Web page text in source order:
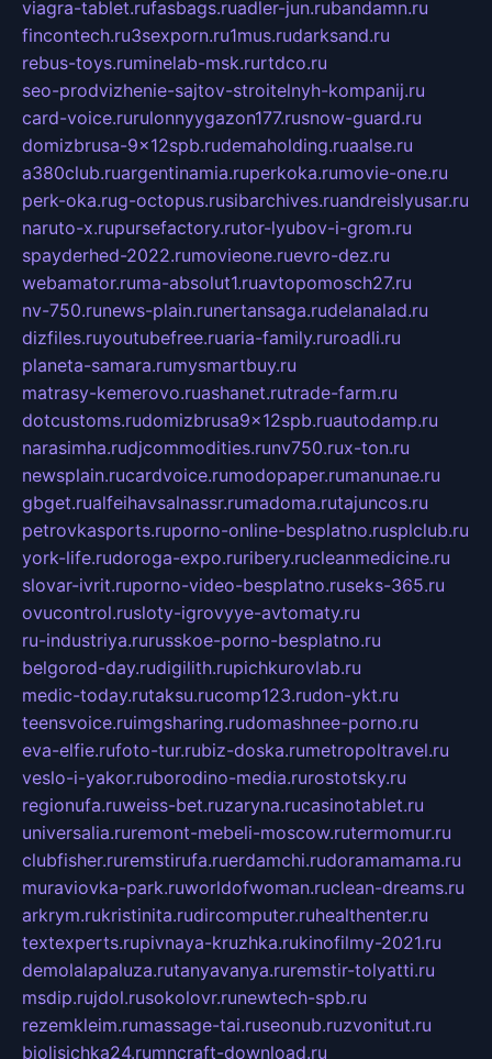
viagra-tablet.rufasbags.ruadler-jun.rubandamn.ru
fincontech.ru3sexporn.ru1mus.rudarksand.ru
rebus-toys.ruminelab-msk.rurtdco.ru
seo-prodvizhenie-sajtov-stroitelnyh-kompanij.ru
card-voice.rurulonnyygazon177.rusnow-guard.ru
domizbrusa-9x12spb.rudemaholding.ruaalse.ru
a380club.ruargentinamia.ruperkoka.rumovie-one.ru
perk-oka.rug-octopus.rusibarchives.ruandreislyusar.ru
naruto-x.rupursefactory.rutor-lyubov-i-grom.ru
spayderhed-2022.rumovieone.ruevro-dez.ru
webamator.ruma-absolut1.ruavtopomosch27.ru
nv-750.runews-plain.runertansaga.rudelanalad.ru
dizfiles.ruyoutubefree.ruaria-family.ruroadli.ru
planeta-samara.rumysmartbuy.ru
matrasy-kemerovo.ruashanet.rutrade-farm.ru
dotcustoms.rudomizbrusa9x12spb.ruautodamp.ru
narasimha.rudjcommodities.runv750.rux-ton.ru
newsplain.rucardvoice.rumodopaper.rumanunae.ru
gbget.rualfeihavsalnassr.rumadoma.rutajuncos.ru
petrovkasports.ruporno-online-besplatno.rusplclub.ru
york-life.rudoroga-expo.ruribery.rucleanmedicine.ru
slovar-ivrit.ruporno-video-besplatno.ruseks-365.ru
ovucontrol.rusloty-igrovyye-avtomaty.ru
ru-industriya.rurusskoe-porno-besplatno.ru
belgorod-day.rudigilith.rupichkurovlab.ru
medic-today.rutaksu.rucomp123.rudon-ykt.ru
teensvoice.ruimgsharing.rudomashnee-porno.ru
eva-elfie.rufoto-tur.rubiz-doska.rumetropoltravel.ru
veslo-i-yakor.ruborodino-media.rurostotsky.ru
regionufa.ruweiss-bet.ruzaryna.rucasinotablet.ru
universalia.ruremont-mebeli-moscow.rutermomur.ru
clubfisher.ruremstirufa.ruerdamchi.rudoramamama.ru
muraviovka-park.ruworldofwoman.ruclean-dreams.ru
arkrym.rukristinita.rudircomputer.ruhealthenter.ru
textexperts.rupivnaya-kruzhka.rukinofilmy-2021.ru
demolalapaluza.rutanyavanya.ruremstir-tolyatti.ru
msdip.rujdol.rusokolovr.runewtech-spb.ru
rezemkleim.rumassage-tai.ruseonub.ruzvonitut.ru
biolisichka24.rumncraft-download.ru